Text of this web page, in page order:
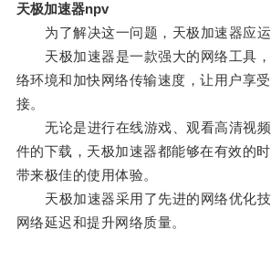
天极加速器npv
为了解决这一问题，天极加速器应运
天极加速器是一款强大的网络工具，
络环境和加快网络传输速度，让用户享
接。
无论是进行在线游戏、观看高清视频
件的下载，天极加速器都能够在有效的
带来极佳的使用体验。
天极加速器采用了先进的网络优化技
网络延迟和提升网络质量。